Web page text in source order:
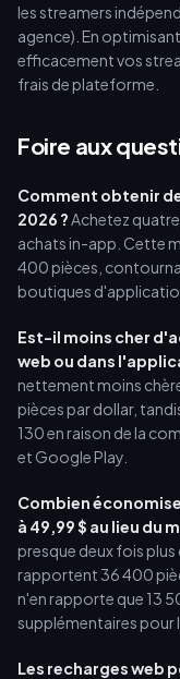
les streamers
agence). En
efficacement vos
frais de plateforme.
Foire aux
Comment obtenir
2026 ?Achetez
achats in-app. Cette
400 pièces,
boutiques
Est-il moins cher
web ou dans
nettement moins
pièces par dollar,
130 en raison de la
et Google Play.
Combien
à 49,99 $ au lieu du
presque deux fois
rapportent 36 400
n'en rapporte que 13
supplémentaires pour
Les recharges web